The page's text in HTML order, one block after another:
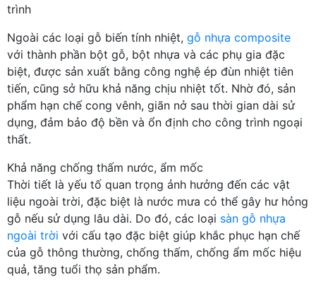
trình
Ngoài các loại gỗ biến tính nhiệt, gỗ nhựa composite
với thành phần bột gỗ, bột nhựa và các phụ gia đặc
biệt, được sản xuất bằng công nghệ ép đùn nhiệt tiên
tiến, cũng sở hữu khả năng chịu nhiệt tốt. Nhờ đó, sản
phẩm hạn chế cong vênh, giãn nở sau thời gian dài sử
dụng, đảm bảo độ bền và ổn định cho công trình ngoại
thất.
Khả năng chống thấm nước, ẩm mốc
Thời tiết là yếu tố quan trọng ảnh hưởng đến các vật
liệu ngoài trời, đặc biệt là nước mưa có thể gây hư hỏng
gỗ nếu sử dụng lâu dài. Do đó, các loại sàn gỗ nhựa
ngoài trời với cấu tạo đặc biệt giúp khắc phục hạn chế
của gỗ thông thường, chống thấm, chống ẩm mốc hiệu
quả, tăng tuổi thọ sản phẩm.